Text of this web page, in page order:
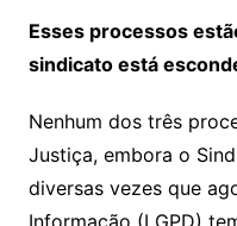
Esses processos
sindicato está
Nenhum dos três
Justiça, embora o
diversas vezes que